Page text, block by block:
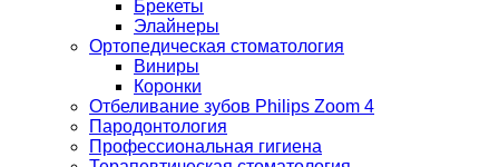
Брекеты
Элайнеры
Ортопедическая стоматология
Виниры
Коронки
Отбеливание зубов Philips Zoom 4
Пародонтология
Профессиональная гигиена